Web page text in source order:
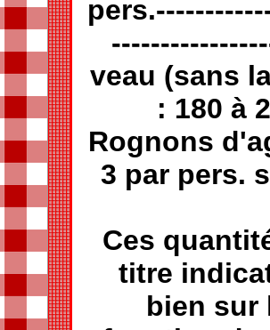
veau (sans
: 180 à
Rognons
3 par pers.
Ces
titre
bien sur